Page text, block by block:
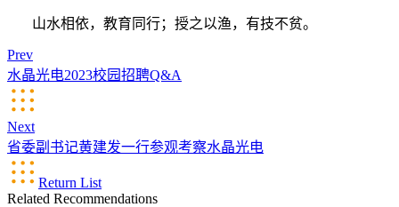
山水相依，教育同行；授之以渔，有技不贫。
Prev
水晶光电2023校园招聘Q&A
Next
省委副书记黄建发一行参观考察水晶光电
Return List
Related Recommendations